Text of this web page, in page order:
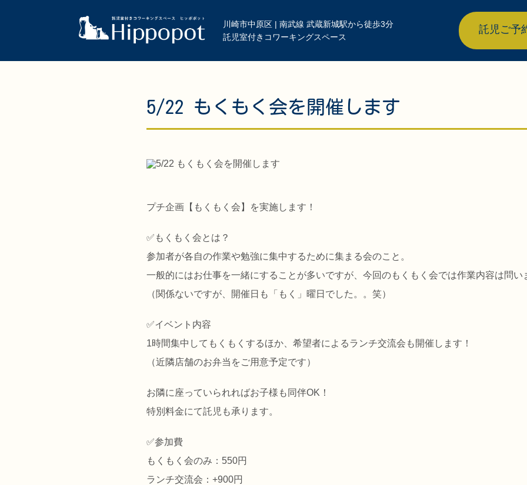
川崎市中原区 | 南武線 武蔵新城駅から徒歩3分
託児室付きコワーキングスペース
託児ご予
5/22 もくもく会を開催します
プチ企画【もくもく会】を実施します！
✅️もくもく会とは？
参加者が各自の作業や勉強に集中するために集まる会のこと。
一般的にはお仕事を一緒にすることが多いですが、今回のもくもく会では作業内容は問い
（関係ないですが、開催日も「もく」曜日でした。。笑）
✅️イベント内容
1時間集中してもくもくするほか、希望者によるランチ交流会も開催します！
（近隣店舗のお弁当をご用意予定です）
お隣に座っていられればお子様も同伴OK！
特別料金にて託児も承ります。
✅️参加費
もくもく会のみ：550円
ランチ交流会：+900円